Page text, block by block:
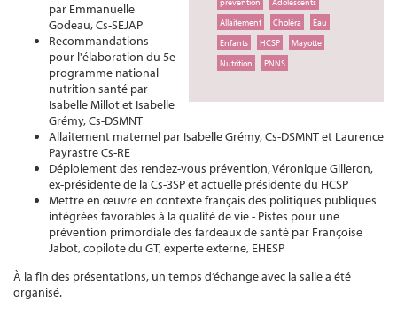
Allaitement
Choléra
Eau
Enfants
HCSP
Mayotte
Nutrition
PNNS
par Emmanuelle
Godeau, Cs-SEJAP
Recommandations
pour l'élaboration du 5e
programme national
nutrition santé par
Isabelle Millot et Isabelle
Grémy, Cs-DSMNT
Allaitement maternel par Isabelle Grémy, Cs-DSMNT et Laurence
Payrastre Cs-RE
Déploiement des rendez-vous prévention, Véronique Gilleron,
ex-présidente de la Cs-3SP et actuelle présidente du HCSP
Mettre en œuvre en contexte français des politiques publiques
intégrées favorables à la qualité de vie - Pistes pour une
prévention primordiale des fardeaux de santé par Françoise
Jabot, copilote du GT, experte externe, EHESP
À la fin des présentations, un temps d’échange avec la salle a été
organisé.